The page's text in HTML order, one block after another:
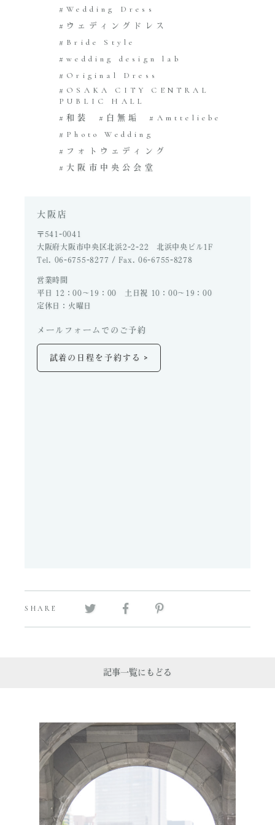
Wedding Dress
ウェディングドレス
Bride Style
wedding design lab
Original Dress
OSAKA CITY CENTRAL
PUBLIC HALL
和装
白無垢
Amtteliebe
Photo Wedding
フォトウェディング
大阪市中央公会堂
大阪店
〒541-0041
大阪府大阪市中央区北浜2-2-22 北浜中央ビル1F
Tel. 06-6755-8277 / Fax. 06-6755-8278
営業時間
平日 12：00～19：00 土日祝 10：00～19：00
定休日：火曜日
メールフォームでのご予約
試着の日程を予約する >
SHARE
記事一覧にもどる